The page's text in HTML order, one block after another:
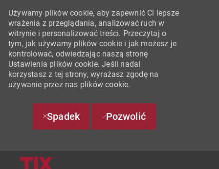
Używamy plików cookie, aby zapewnić Ci lepsze
wrażenia z przeglądania, analizować ruch w
witrynie i personalizować treści. Przeczytaj o
tym, jak używamy plików cookie i jak możesz je
kontrolować, odwiedzając naszą stronę
Ustawienia plików cookie. Jeśli nadal
korzystasz z tej strony, wyrażasz zgodę na
używanie przez nas plików cookie.
Spadek Pozwolić